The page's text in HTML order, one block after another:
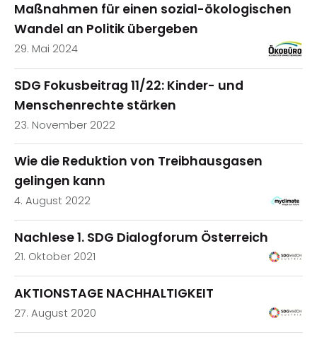
Maßnahmen für einen sozial-ökologischen
Wandel an Politik übergeben
29. Mai 2024
SDG Fokusbeitrag 11/22: Kinder- und
Menschenrechte stärken
23. November 2022
Wie die Reduktion von Treibhausgasen
gelingen kann
4. August 2022
Nachlese 1. SDG Dialogforum Österreich
21. Oktober 2021
AKTIONSTAGE NACHHALTIGKEIT
27. August 2020